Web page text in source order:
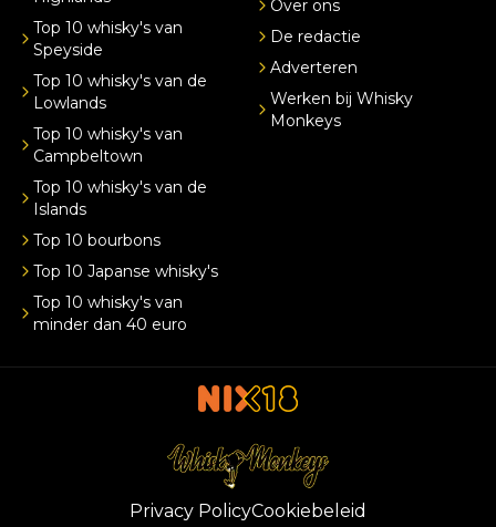
Top 10 whisky's van
Speyside
Top 10 whisky's van de
Lowlands
Top 10 whisky's van
Campbeltown
Top 10 whisky's van de
Islands
Top 10 bourbons
Top 10 Japanse whisky's
Top 10 whisky's van
minder dan 40 euro
Over ons
De redactie
Adverteren
Werken bij Whisky
Monkeys
Privacy PolicyCookiebeleid